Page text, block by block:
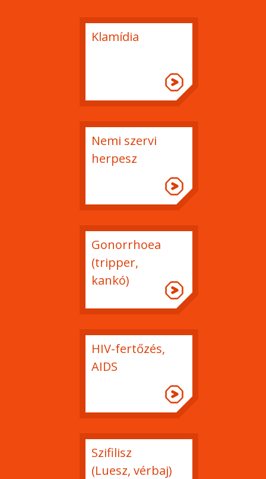
Klamídia
Nemi szervi
herpesz
Gonorrhoea
(tripper,
kankó)
HIV-fertőzés,
AIDS
Szifilisz
(Luesz, vérbaj)